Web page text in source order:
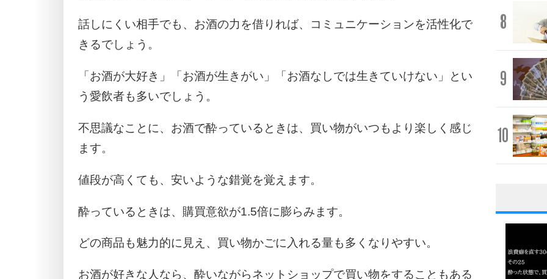
話しにくい相手でも、お酒の力を借りれば、コミュニケーションを活性化で
きるでしょう。
「お酒が大好き」「お酒が生きがい」「お酒なしでは生きていけない」とい
う愛飲者も多いでしょう。
不思議なことに、お酒で酔っているときは、買い物がいつもより楽しく感じ
ます。
値段が高くても、安いような錯覚を覚えます。
酔っているときは、購買意欲が1.5倍に膨らみます。
どの商品も魅力的に見え、買い物かごに入れる量も多くなりやすい。
お酒が好きな人なら、酔いながらネットショップで買い物をすることもある
8
9
10
1